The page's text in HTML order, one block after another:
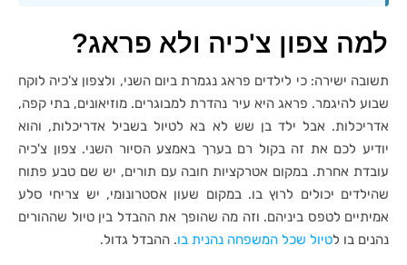
למה צפון צ'כיה ולא פראג?
תשובה ישירה: כי לילדים פראג נגמרת ביום השני, ולצפון צ'כיה לוקח
שבוע להיגמר. פראג היא עיר נהדרת למבוגרים. מוזיאונים, בתי קפה,
אדריכלות. אבל ילד בן שש לא בא לטיול בשביל אדריכלות, והוא
יודיע לכם את זה בקול רם בערך באמצע הסיור השני. צפון צ'כיה
עובדת אחרת. במקום אטרקציות חובה עם תורים, יש שם טבע פתוח
שהילדים יכולים לרוץ בו. במקום שעון אסטרונומי, יש צריחי סלע
אמיתיים לטפס ביניהם. וזה מה שהופך את ההבדל בין טיול שההורים
נהנים בו לטיול שכל המשפחה נהנית בו. ההבדל גדול.